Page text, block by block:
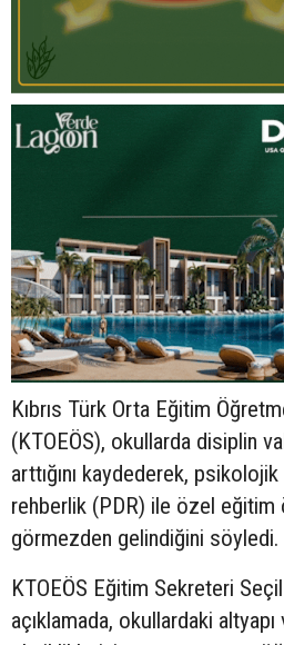
Kıbrıs Türk Orta Eğitim
(KTOEÖS), okullarda disiplin
arttığını kaydederek, psikolojik
rehberlik (PDR) ile özel eğitim
görmezden gelindiğini söyledi.
KTOEÖS Eğitim Sekreteri Seçil
açıklamada, okullardaki altyapı